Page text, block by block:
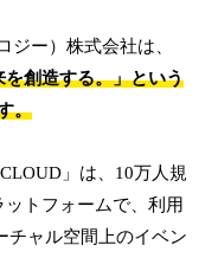
ジー）株式会社は、
創造する。」という
。
」は、10万人規
トフォームで、利用
チャル空間上のイベン